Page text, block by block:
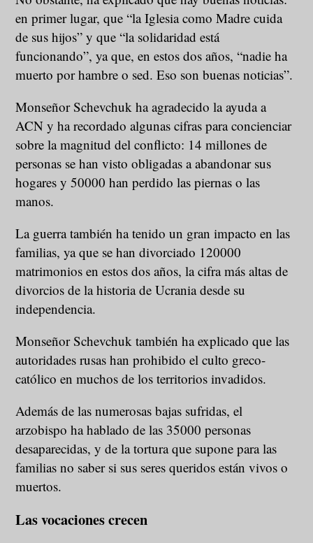
en primer lugar, que “la Iglesia como Madre cuida
de sus hijos” y que “la solidaridad está
funcionando”, ya que, en estos dos años, “nadie ha
muerto por hambre o sed. Eso son buenas noticias”.
Monseñor Schevchuk ha agradecido la ayuda a
ACN y ha recordado algunas cifras para concienciar
sobre la magnitud del conflicto: 14 millones de
personas se han visto obligadas a abandonar sus
hogares y 50000 han perdido las piernas o las
manos.
La guerra también ha tenido un gran impacto en las
familias, ya que se han divorciado 120000
matrimonios en estos dos años, la cifra más altas de
divorcios de la historia de Ucrania desde su
independencia.
Monseñor Schevchuk también ha explicado que las
autoridades rusas han prohibido el culto greco-
católico en muchos de los territorios invadidos.
Además de las numerosas bajas sufridas, el
arzobispo ha hablado de las 35000 personas
desaparecidas, y de la tortura que supone para las
familias no saber si sus seres queridos están vivos o
muertos.
Las vocaciones crecen